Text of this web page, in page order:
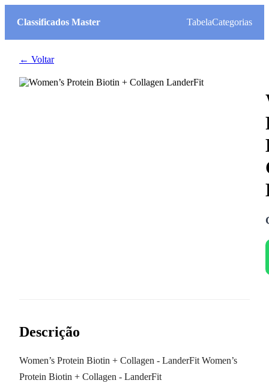
Classificados Master TabelaCategorias
← Voltar
Descrição
Women’s Protein Biotin + Collagen - LanderFit Women’s
Protein Biotin + Collagen - LanderFit